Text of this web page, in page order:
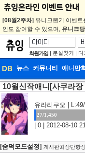
[08월2주차] 유니크뽑기 이벤트
인도 참여할 수 있으며, 유니크
회원가입 | 분실찾기 | 다
DB 뉴스 커뮤니티 애니만
DB 뉴
웹툰 이
10월신작애니[사쿠라
유라리쿠오 |
27/1,450
| 0 | 2012-08-10
[숨덕모드설정] 게시판최상단항